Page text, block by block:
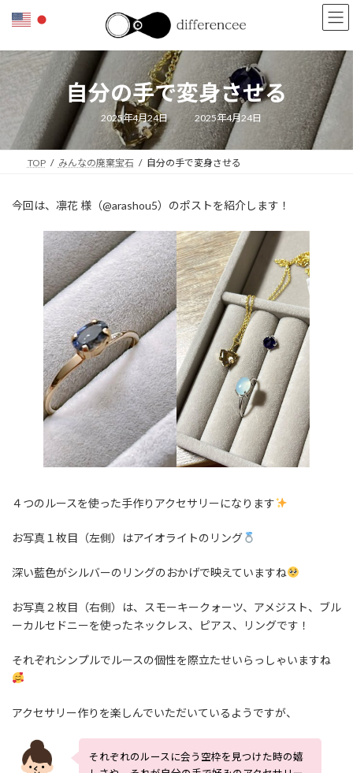
ン
へ
プ
ー
ョ
動
自分の手で変身させる
2025年4月24日
最
終
更
新
時
2025年4月24日
TOP みんなの廃棄宝石 自分の手で変身させる
今回は、凛花 様（@arashou5）のポストを紹介します！
４つのルースを使った手作りアクセサリーになります
お写真１枚目（左側）はアイオライトのリング
深い藍色がシルバーのリングのおかげで映えていますね
お写真２枚目（右側）は、スモーキークォーツ、アメジスト、ブル
ーカルセドニーを使ったネックレス、ピアス、リングです！
それぞれシンプルでルースの個性を際立たせいらっしゃいますね
アクセサリー作りを楽しんでいただいているようですが、
それぞれのルースに会う空枠を見つけた時の嬉